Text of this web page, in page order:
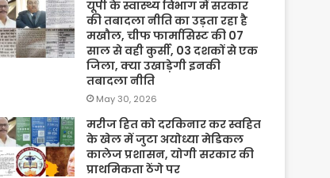
यूपी के स्वास्थ्य विभाग में सरकार
की तबादला नीति का उड़ता रहा है
मखौल, चीफ फार्मासिस्ट की 07
साल से वही कुर्सी, 03 दशकों से एक
जिला, क्या उखाड़ेगी इनकी
तबादला नीति
May 30, 2026
मरीज हित को दरकिनार कर स्वहित
के खेल में जुटा अयोध्या मेडिकल
कालेज प्रशासन, योगी सरकार की
प्राथमिकता ठेंगे पर